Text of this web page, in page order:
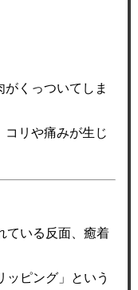
くっついてしま
コリや痛みが生じ
ている反面、癒着
ッピング」という